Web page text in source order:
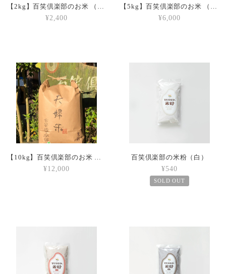
【2kg】百笑倶楽部のお米 （玄米）
¥2,400
【5kg】百笑倶楽部のお米 （玄米）
¥6,000
【10kg】百笑倶楽部のお米 （玄米）
¥12,000
百笑倶楽部の米粉（白）
¥540
SOLD OUT